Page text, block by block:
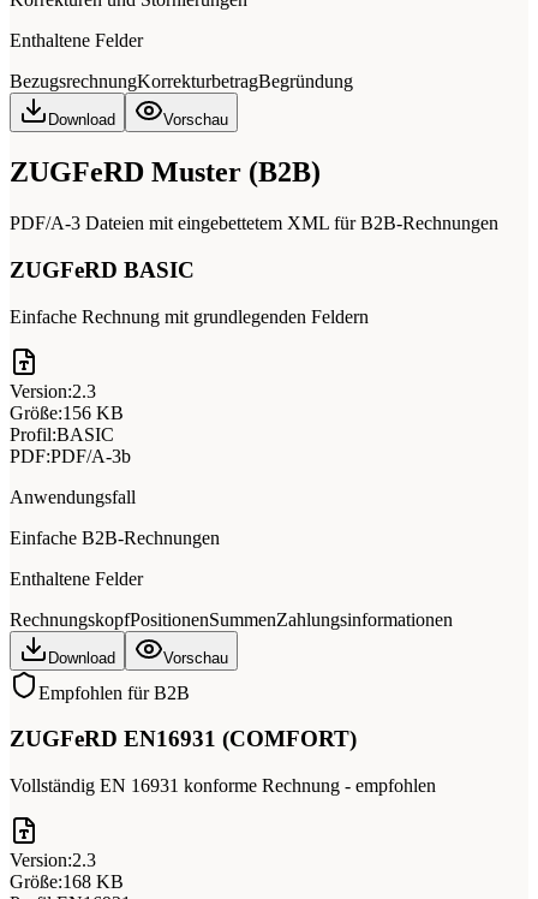
Enthaltene Felder
BezugsrechnungKorrekturbetragBegründung
Download Vorschau
ZUGFeRD Muster (B2B)
PDF/A-3 Dateien mit eingebettetem XML für B2B-Rechnungen
ZUGFeRD BASIC
Einfache Rechnung mit grundlegenden Feldern
Version:2.3
Größe:156 KB
Profil:BASIC
PDF:PDF/A-3b
Anwendungsfall
Einfache B2B-Rechnungen
Enthaltene Felder
RechnungskopfPositionenSummenZahlungsinformationen
Download Vorschau
Empfohlen für B2B
ZUGFeRD EN16931 (COMFORT)
Vollständig EN 16931 konforme Rechnung - empfohlen
Version:2.3
Größe:168 KB